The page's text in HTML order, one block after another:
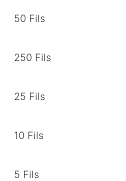
50 Fils
250 Fils
25 Fils
10 Fils
5 Fils